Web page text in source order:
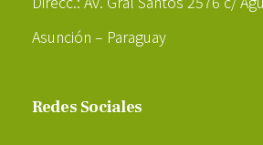
Asunción – Paraguay
Redes Sociales